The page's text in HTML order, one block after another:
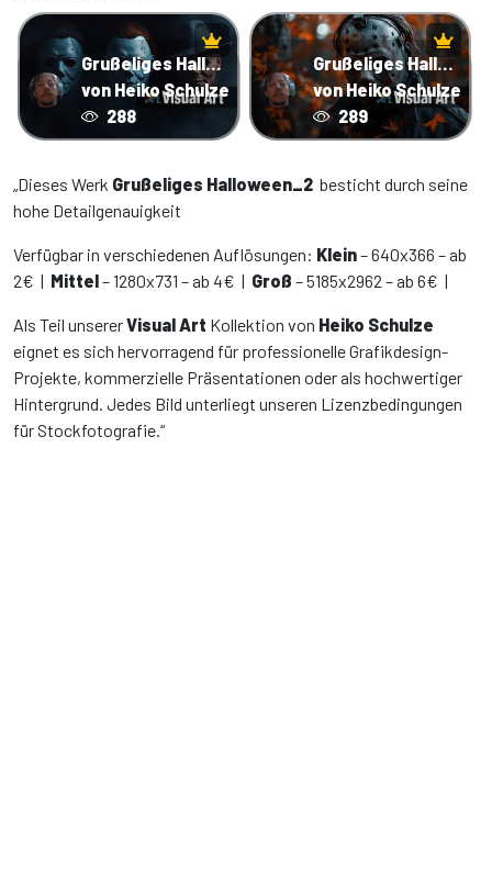
Grußeliges Halloween
von Heiko Schulze
288
Grußeliges Halloween_3
von Heiko Schulze
289
„Dieses Werk Grußeliges Halloween_2 besticht durch seine
hohe Detailgenauigkeit
Verfügbar in verschiedenen Auflösungen: Klein– 640x366 – ab
2€ | Mittel– 1280x731 – ab 4€ | Groß – 5185x2962 – ab 6€ |
Als Teil unsererVisual Art Kollektion von Heiko Schulze
eignet es sich hervorragend für professionelle Grafikdesign-
Projekte, kommerzielle Präsentationen oder als hochwertiger
Hintergrund. Jedes Bild unterliegt unseren Lizenzbedingungen
für Stockfotografie.“